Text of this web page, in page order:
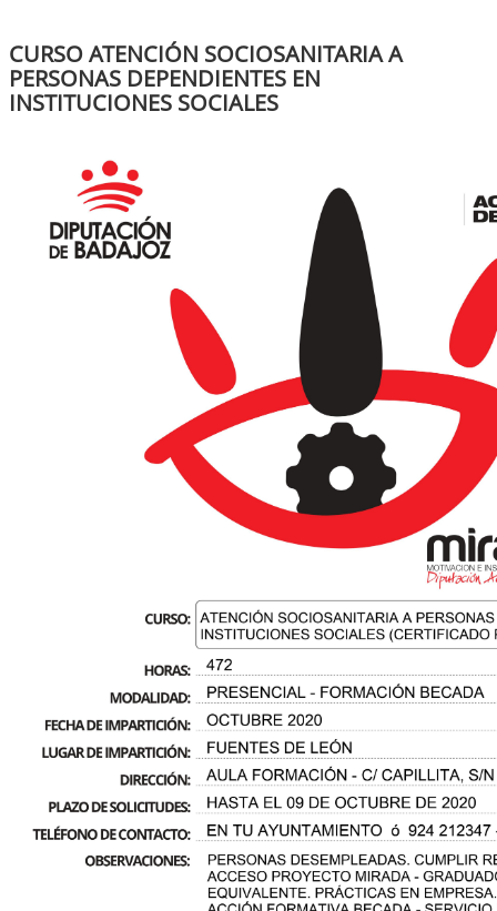
CURSO ATENCIÓN SOCIOSANITARIA A
PERSONAS DEPENDIENTES EN
INSTITUCIONES SOCIALES